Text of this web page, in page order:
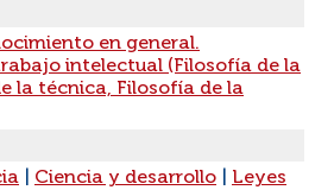
en general.
intelectual (Filosofía de la
la técnica, Filosofía de la
Ciencia y desarrollo
Leyes